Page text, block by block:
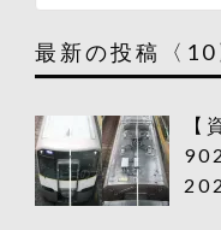
最新の投稿〈10
【